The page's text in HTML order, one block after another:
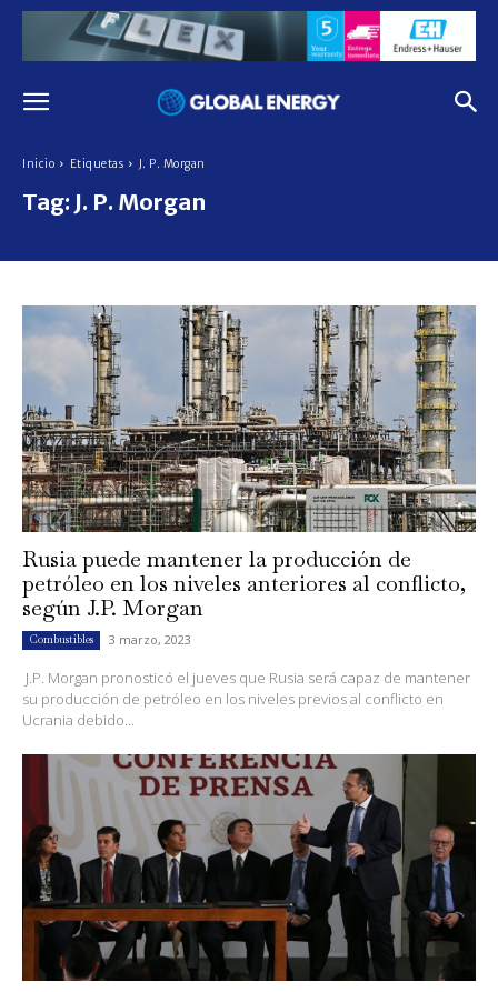
Inicio Etiquetas J. P. Morgan
Tag: J. P. Morgan
Rusia puede mantener la producción de
petróleo en los niveles anteriores al conflicto,
según J.P. Morgan
Combustibles 3 marzo, 2023
J.P. Morgan pronosticó el jueves que Rusia será capaz de mantener
su producción de petróleo en los niveles previos al conflicto en
Ucrania debido...